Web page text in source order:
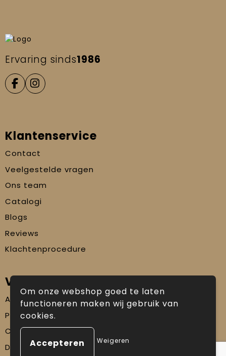
Ervaring sinds1986
Klantenservice
Contact
Veelgestelde vragen
Ons team
Catalogi
Blogs
Reviews
Klachtenprocedure
Veilig winkelen
Algemene voorwaarden
Privacyverklaring
Cookiebeleid
Disclaimer
Om onze webshop goed te laten
functioneren maken wij gebruik van
cookies.
Weigeren